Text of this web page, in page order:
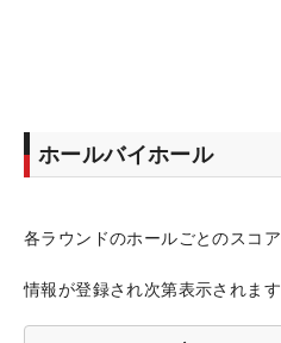
ホールバイホール
各ラウンドのホールごとのスコア
情報が登録され次第表示されます